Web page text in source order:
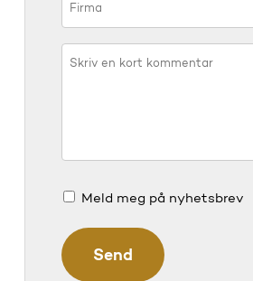
Meld meg på nyhetsbrev